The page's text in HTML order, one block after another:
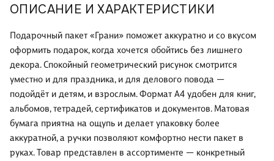
ОПИСАНИЕ И ХАРАКТЕРИСТИКИ
Подарочный пакет «Грани» поможет аккуратно и со вкусом
оформить подарок, когда хочется обойтись без лишнего
декора. Спокойный геометрический рисунок смотрится
уместно и для праздника, и для делового повода —
подойдёт и детям, и взрослым. Формат А4 удобен для книг,
альбомов, тетрадей, сертификатов и документов. Матовая
бумага приятна на ощупь и делает упаковку более
аккуратной, а ручки позволяют комфортно нести пакет в
руках. Товар представлен в ассортименте — конкретный